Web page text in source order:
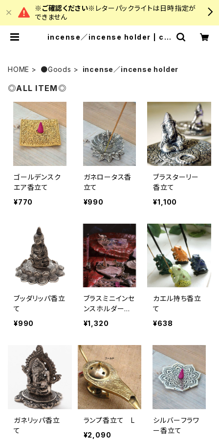
※ご確認ください※ レターパックライトは日時指定が
できません
incense／incense holder | col
HOME ●Goods incense／incense holder
◎ALL ITEM◎
ゴールデンスク
エア香立て
¥770
ガネロータス香
立て
¥990
ブラスターリー
香立て
¥1,100
ブッダリッパ香立
て
¥990
ブラスミニインセ
ンスホルダー香
立て
¥1,320
カエル持ち香立
て
¥638
ガネリッパ香立
て
ランプ香立て L
¥2,090
シルバーフラワ
ー香立て